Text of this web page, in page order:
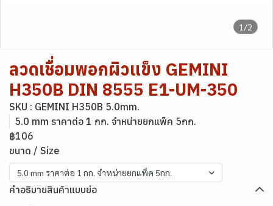
1/2
ลวดเชื่อมพอกผิวแข็ง GEMINI
H350B DIN 8555 E1-UM-350
SKU : GEMINI H350B 5.0mm.
5.0 mm ราคาต่อ 1 กก. จำหน่ายยกแพ็ค 5กก.
฿106
ขนาด / Size
5.0 mm ราคาต่อ 1 กก. จำหน่ายยกแพ็ค 5กก.
คำอธิบายสินค้าแบบย่อ